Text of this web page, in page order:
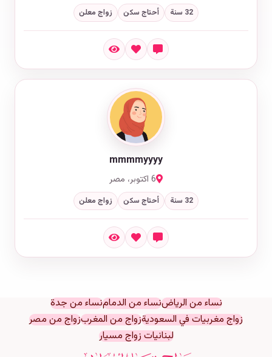
32 سنة أحتاج سكن زواج معلن
mmmmyyyy
6 اكتوبر، مصر
32 سنة أحتاج سكن زواج معلن
نساء من الرياضنساء من الدمامنساء من جدة
زواج مغربيات في السعوديةزواج من المغربزواج من مصر
لبنانيات زواج مسيار